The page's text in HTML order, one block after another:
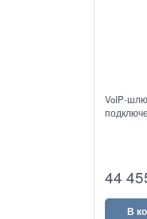
VoIP-
44
В